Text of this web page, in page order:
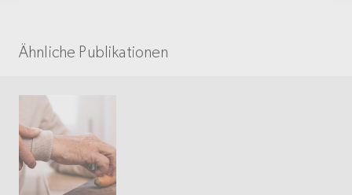
Ähnliche Publikationen